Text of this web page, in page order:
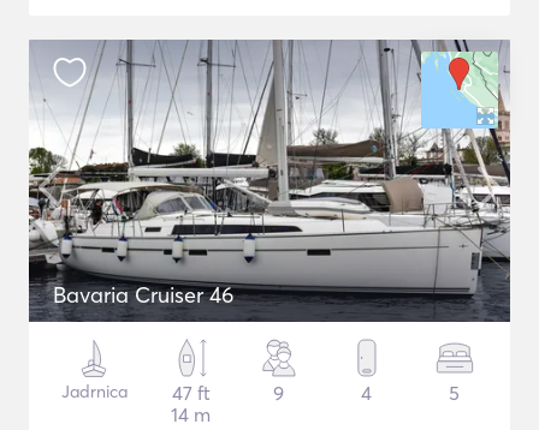
Bavaria Cruiser 46
Jadrnica
47 ft
14 m
9 4 5